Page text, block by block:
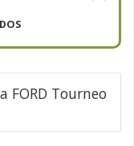
Tourneo